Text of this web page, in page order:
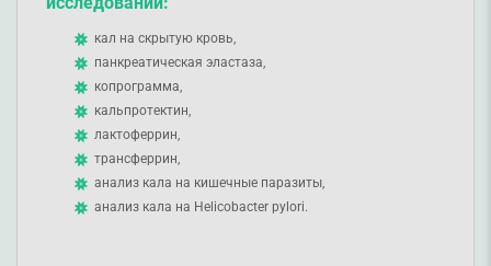
кал на скрытую кровь,
панкреатическая эластаза,
копрограмма,
кальпротектин,
лактоферрин,
трансферрин,
анализ кала на кишечные паразиты,
анализ кала на Helicobacter pylori.